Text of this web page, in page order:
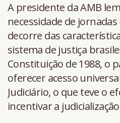
A presidente da AMB
necessidade de
decorre das
sistema de justiça
Constituição de 1988, o
oferecer acesso
Judiciário, o que teve o
incentivar a